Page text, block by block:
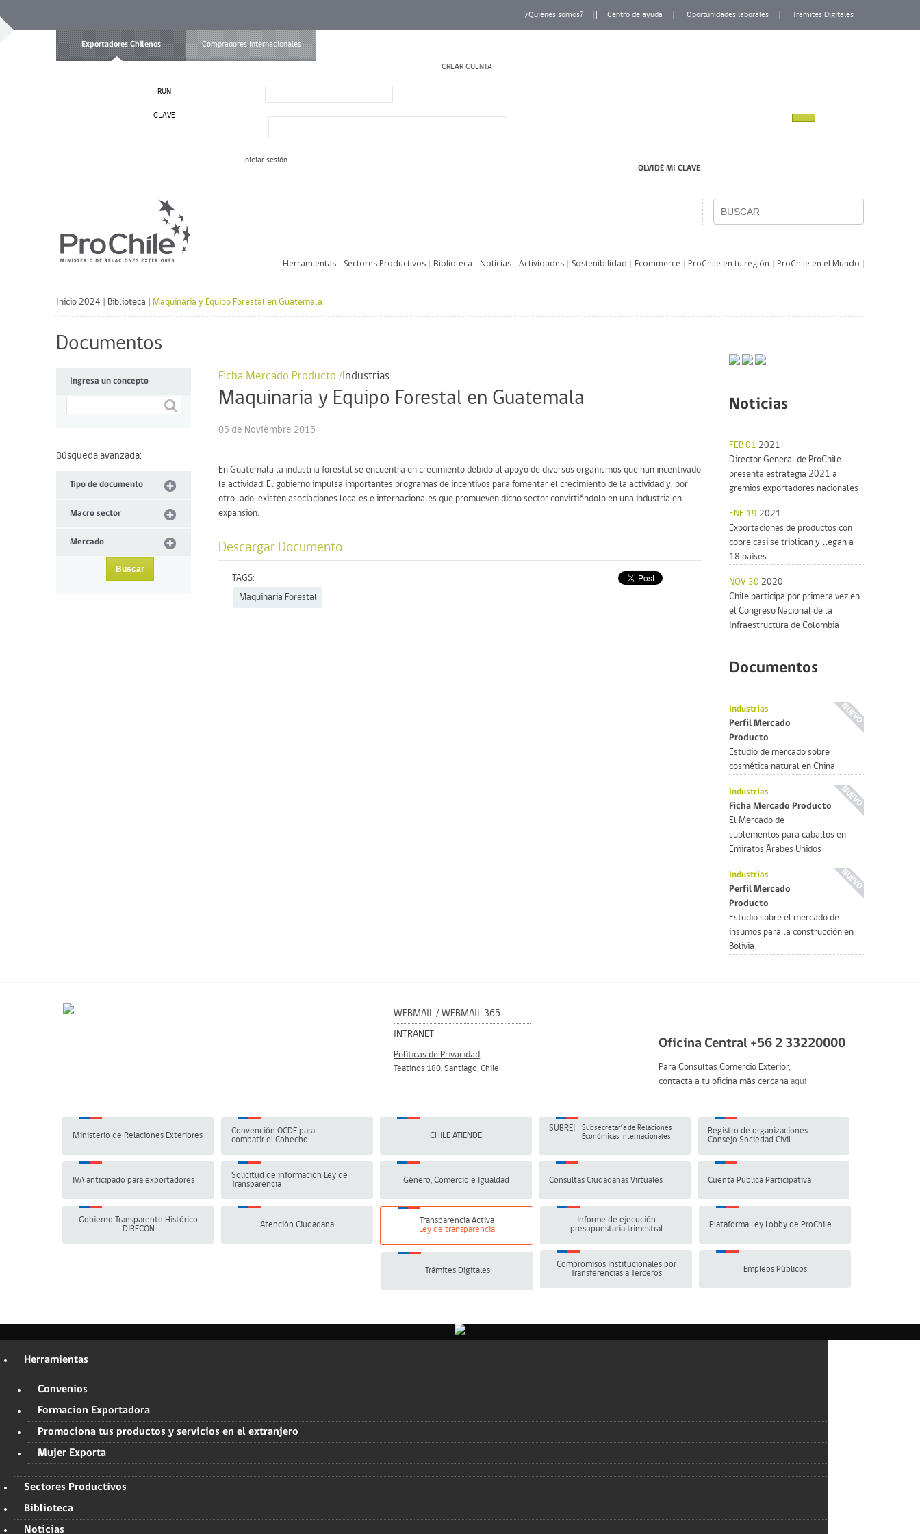
¿Quiénes somos? Centro de ayuda Oportunidades laborales Trámites Digitales
Exportadores Chilenos Compradores Internacionales
CREAR CUENTA
RUN
CLAVE
Iniciar sesión
OLVIDÉ MI CLAVE
Herramientas Sectores Productivos Biblioteca Noticias Actividades Sostenibilidad Ecommerce ProChile en tu región ProChile en el Mundo
Inicio 2024 Biblioteca Maquinaria y Equipo Forestal en Guatemala
Documentos
Ingresa un concepto
Búsqueda avanzada:
Tipo de documento
Macro sector
Mercado
Ficha Mercado Producto /Industrias
Maquinaria y Equipo Forestal en Guatemala
05 de Noviembre 2015
En Guatemala la industria forestal se encuentra en crecimiento debido al apoyo de diversos organismos que han incentivado
la actividad. El gobierno impulsa importantes programas de incentivos para fomentar el crecimiento de la actividad y, por
otro lado, existen asociaciones locales e internacionales que promueven dicho sector convirtiéndolo en una industria en
expansión.
Descargar Documento
TAGS:
Maquinaria Forestal
Noticias
FEB 01 2021
Director General de ProChile
presenta estrategia 2021 a
gremios exportadores nacionales
ENE 19 2021
Exportaciones de productos con
cobre casi se triplican y llegan a
18 países
NOV 30 2020
Chile participa por primera vez en
el Congreso Nacional de la
Infraestructura de Colombia
Documentos
Industrias
Perfil Mercado
Producto
Estudio de mercado sobre
cosmética natural en China
Industrias
Ficha Mercado Producto
El Mercado de
suplementos para caballos en
Emiratos Árabes Unidos
Industrias
Perfil Mercado
Producto
Estudio sobre el mercado de
insumos para la construcción en
Bolivia
Oficina Central +56 2 33220000
Para Consultas Comercio Exterior,
contacta a tu oficina más cercana aquí
WEBMAIL /WEBMAIL 365
INTRANET
Políticas de Privacidad
Teatinos 180, Santiago, Chile
Ministerio de Relaciones Exteriores
Convención OCDE para
combatir el Cohecho
CHILE ATIENDE
SUBREI
Subsecretaría de Relaciones
Económicas Internacionales
Registro de organizaciones
Consejo Sociedad Civil
IVA anticipado para exportadores
Solicitud de información Ley de
Transparencia
Género, Comercio e Igualdad Consultas Ciudadanas Virtuales Cuenta Pública Participativa
Gobierno Transparente Histórico
DIRECON
Atención Ciudadana
Transparencia Activa
Ley de transparencia
Informe de ejecución
presupuestaria trimestral
Plataforma Ley Lobby de ProChile
Empleos Públicos
Compromisos Institucionales por
Transferencias a Terceros
Trámites Digitales
Herramientas
Convenios
Formacion Exportadora
Promociona tus productos y servicios en el extranjero
Mujer Exporta
Sectores Productivos
Biblioteca
Noticias